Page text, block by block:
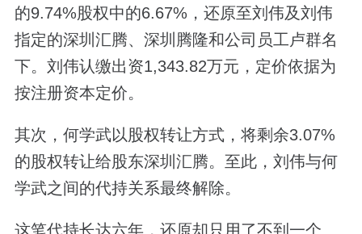
的9.74%股权中的6.67%，还原至刘伟及刘伟
指定的深圳汇腾、深圳腾隆和公司员工卢群名
下。刘伟认缴出资1,343.82万元，定价依据为
按注册资本定价。
其次，何学武以股权转让方式，将剩余3.07%
的股权转让给股东深圳汇腾。至此，刘伟与何
学武之间的代持关系最终解除。
这笔代持长达六年，还原却只用了不到一个